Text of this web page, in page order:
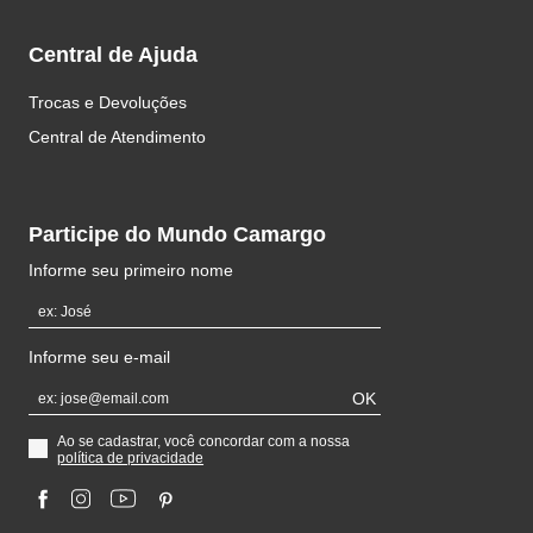
Central de Ajuda
Trocas e Devoluções
Central de Atendimento
Participe do Mundo Camargo
Informe seu primeiro nome
Informe seu e-mail
OK
Ao se cadastrar, você concordar com a nossa
política de privacidade